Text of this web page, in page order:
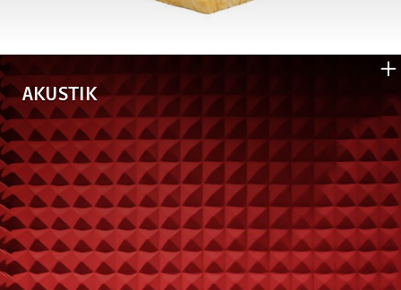
AKUSTIK
• Eurobatex OC •
Eurobatex Silent Plus
•
Eurobatex Silentplus HF •
Eurobatex BUGNATO
•
EUROSOUND